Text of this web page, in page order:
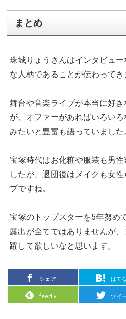
まとめ
珠城りょうさんはインタビュ
な人柄であることが伝わってき
舞台や音楽ライブが本当に好
が、オファーがあればいろい
みたいと豊富も語っていました
宝塚時代はお化粧や服装も男
したが、退団後はメイクも女
プですね。
宝塚のトップスターを5年努め
露出が全てではありませんが
躍して欲しいなと思います。
シェア はて
feedly ツイ